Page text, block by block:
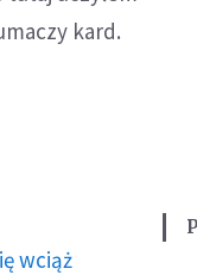
kard.
wciąż